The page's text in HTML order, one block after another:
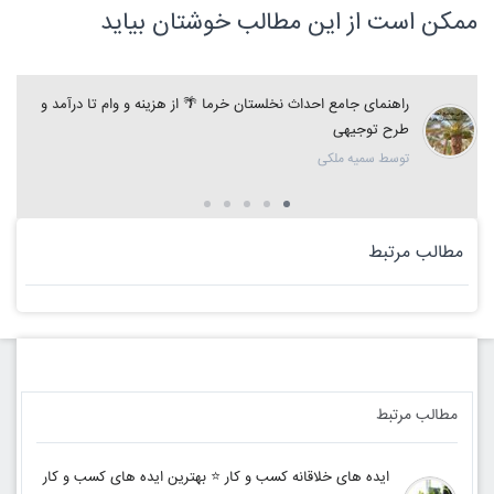
ممکن است از این مطالب خوشتان بیاید
راهنمای جامع احداث نخلستان خرما 🌴 از هزینه و وام تا درآمد و
طرح توجیهی
توسط سمیه ملکی
مطالب مرتبط
مطالب مرتبط
ایده های خلاقانه کسب و کار ⭐️ بهترین ایده های کسب و کار